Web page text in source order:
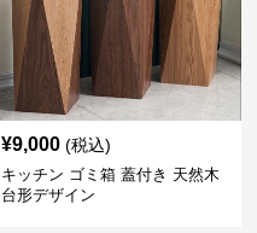
¥9,000 (税込)
キッチン ゴミ箱 蓋付き 天然木
台形デザイン